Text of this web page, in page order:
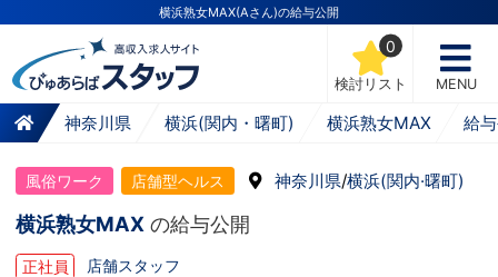
横浜熟女MAX(Aさん)の給与公開
検討リスト
0
MENU
神奈川県 横浜(関内・曙町) 横浜熟女MAX 給
風俗ワーク 店舗型ヘルス 神奈川県/横浜(関内·曙町)
横浜熟女MAX の給与公開
正社員 店舗スタッフ